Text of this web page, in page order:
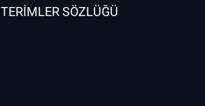
TERIMLER SÖZLÜĞÜ